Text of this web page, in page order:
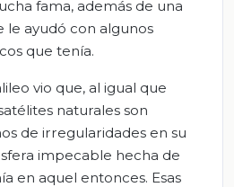
fama, además de una
le ayudó con algunos
que tenía.
vio que, al igual que
naturales son
de irregularidades en su
impecable hecha de
en aquel entonces. Esas